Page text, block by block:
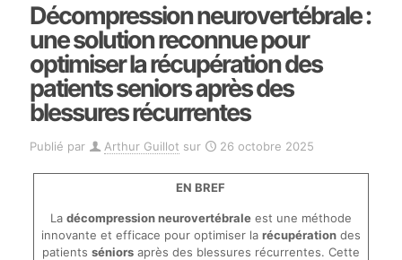
Décompression neurovertébrale :
une solution reconnue pour
optimiser la récupération des
patients seniors après des
blessures récurrentes
Publié par Arthur Guillot sur 26 octobre 2025
EN BREF
La décompression neurovertébraleest une méthode
innovante et efficace pour optimiser la récupérationdes
patients séniorsaprès des blessures récurrentes. Cette